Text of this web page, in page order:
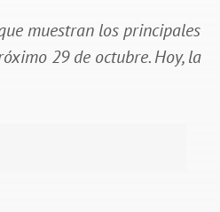
muestran los principales
29 de octubre. Hoy, la